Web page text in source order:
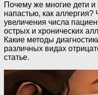
Почему же многие дети и
напастью, как аллергия?
увеличения числа
острых и хронических
Какие методы
различных видах
статье.